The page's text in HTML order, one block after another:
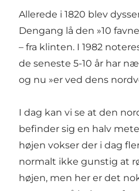
Allerede i 1820 blev
Dengang lå den »10
– fra klinten. I 1982
de seneste 5-10 år har
og nu »er ved dens
I dag kan vi se at den
befinder sig en halv
højen vokser der i dag
normalt ikke gunstig at
højen, men her er det